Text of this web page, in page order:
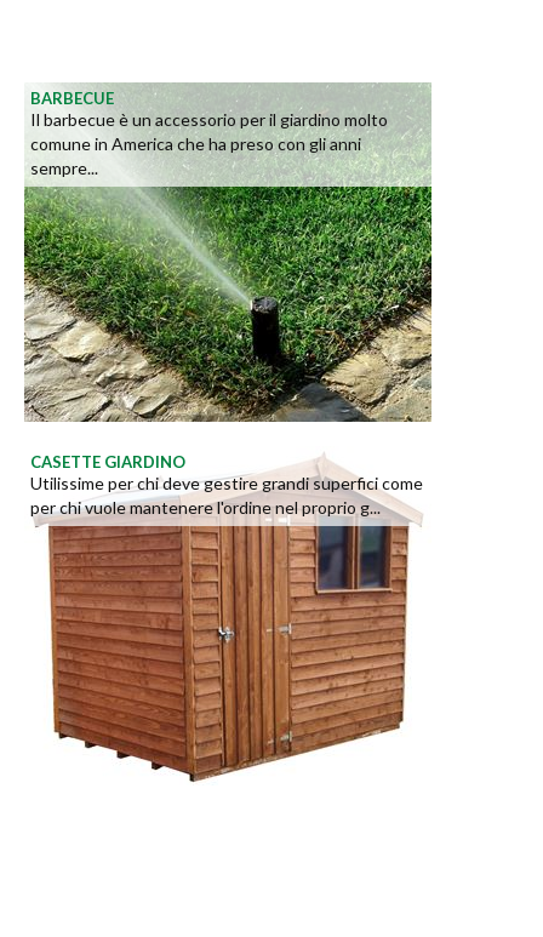
BARBECUE
Il barbecue è un accessorio per il giardino molto
comune in America che ha preso con gli anni
sempre...
CASETTE GIARDINO
Utilissime per chi deve gestire grandi superfici come
per chi vuole mantenere l'ordine nel proprio g...